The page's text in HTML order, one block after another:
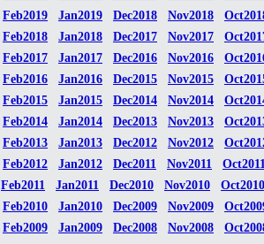
Feb2019 Jan2019 Dec2018 Nov2018
Feb2018 Jan2018 Dec2017 Nov2017
Feb2017 Jan2017 Dec2016 Nov2016
Feb2016 Jan2016 Dec2015 Nov2015
Feb2015 Jan2015 Dec2014 Nov2014
Feb2014 Jan2014 Dec2013 Nov2013
Feb2013 Jan2013 Dec2012 Nov2012
Feb2012 Jan2012 Dec2011 Nov2011
Feb2011 Jan2011 Dec2010 Nov2010
Oct2010
Feb2010 Jan2010 Dec2009 Nov2009
Feb2009 Jan2009 Dec2008 Nov2008